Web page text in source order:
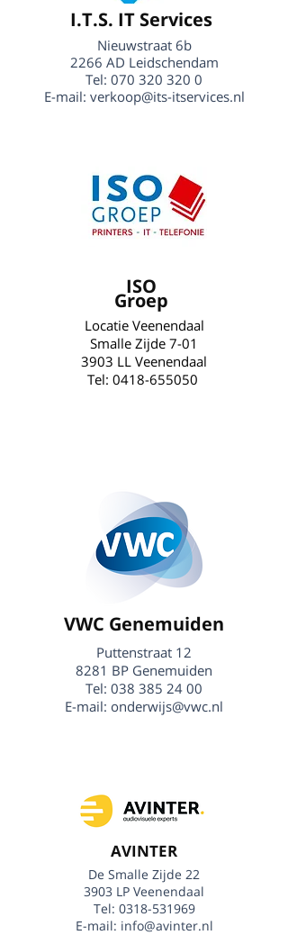
I.T.S. IT Services
Nieuwstraat 6b
2266 AD Leidschendam
Tel: 070 320 320 0
E-mail: verkoop@its-itservices.nl
ISO
Groep
Locatie Veenendaal
Smalle Zijde 7-01
3903 LL Veenendaal
Tel: 0418-655050
VWC Genemuiden
Puttenstraat 12
8281 BP Genemuiden
Tel: 038 385 24 00
E-mail: onderwijs@vwc.nl
AVINTER
De Smalle Zijde 22
3903 LP Veenendaal
Tel: 0318-531969
E-mail: info@avinter.nl